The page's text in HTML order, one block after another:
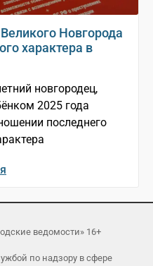
Новгорода
характера в
новгородец,
2025 года
последнего
ведомости» 16+
по надзору в сфере